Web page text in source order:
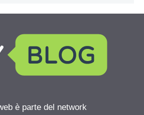
è parte del network